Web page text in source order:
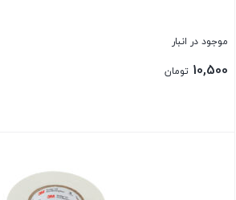
موجود در انبار
10,500 تومان